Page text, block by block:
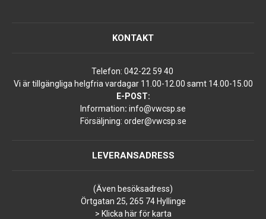
KONTAKT
Telefon: 042-22 59 40
Vi är tillgängliga helgfria vardagar 11.00-12.00 samt 14.00-15.00
E-POST:
Information: info@vwcsp.se
Försäljning: order@vwcsp.se
LEVERANSADRESS
(Även besöksadress)
Örtgatan 25, 265 74 Hyllinge
> Klicka här för karta